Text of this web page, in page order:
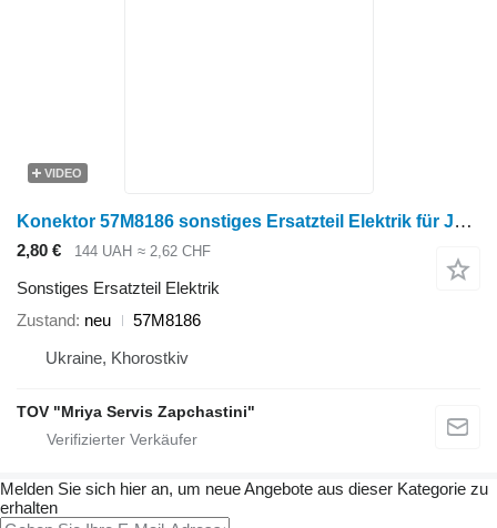
VIDEO
Konektor 57M8186 sonstiges Ersatzteil Elektrik für John Deere Radtraktor
2,80 € 144 UAH ≈ 2,62 CHF
Sonstiges Ersatzteil Elektrik
Zustand neu
57M8186
Ukraine, Khorostkiv
TOV "Mriya Servis Zapchastini"
Melden Sie sich hier an, um neue Angebote aus dieser Kategorie zu
erhalten